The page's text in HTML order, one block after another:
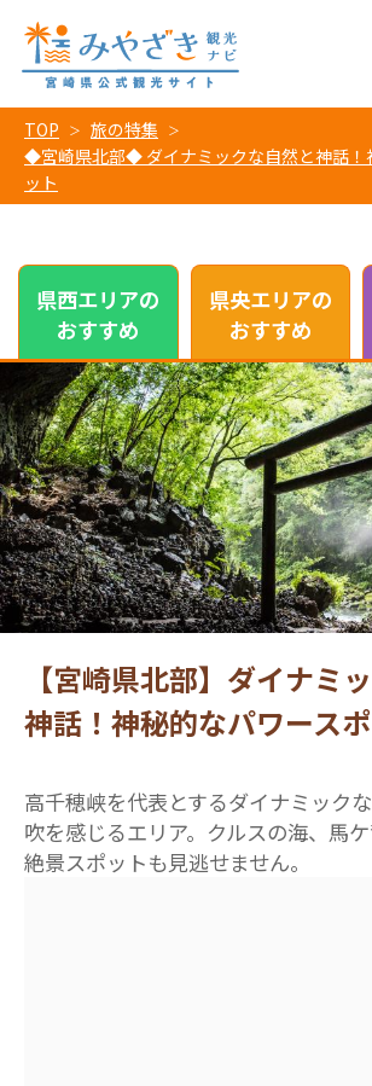
TOP
旅の特集
◆宮崎県北部◆ ダイナミックな自然と神話！
ット
県西エリアの
おすすめ
県央エリアの
おすすめ
【宮崎県北部】ダイナミ
神話！神秘的なパワース
高千穂峡を代表とするダイナミック
吹を感じるエリア。クルスの海、馬
絶景スポットも見逃せません。